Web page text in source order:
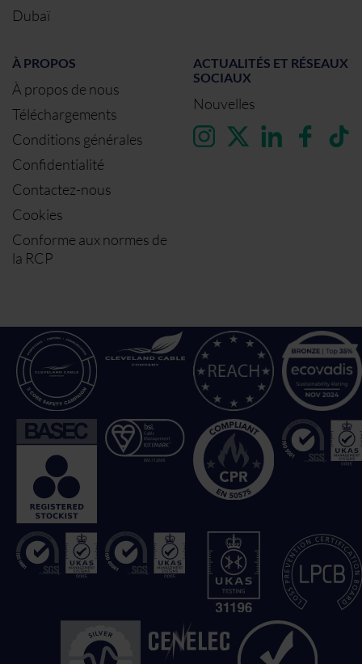
Dubaï
À PROPOS
À propos de nous
Téléchargements
Conditions générales
Confidentialité
Contactez-nous
Cookies
Conforme aux normes de
la RCP
ACTUALITÉS ET RÉSEAUX
SOCIAUX
Nouvelles